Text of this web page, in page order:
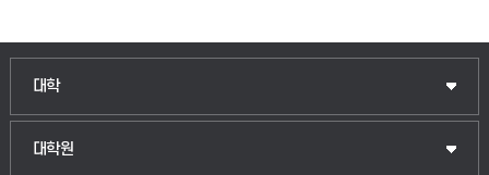
대학
인문융합공공인재학부
법경영학부
대학원
일반대학원